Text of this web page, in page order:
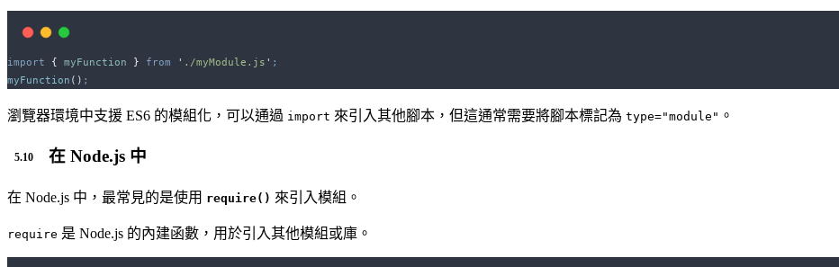
import { myFunction } from ' ./myModule.js ' ;
myFunction () ;
瀏覽器環境中支援 ES6 的模組化，可以通過 import 來引入其他腳本，但這通常需要將腳本標記為 type="module" 。
在 Node.js 中
在 Node.js 中，最常見的是使用 require() 來引入模組。
require 是 Node.js 的內建函數，用於引入其他模組或庫。